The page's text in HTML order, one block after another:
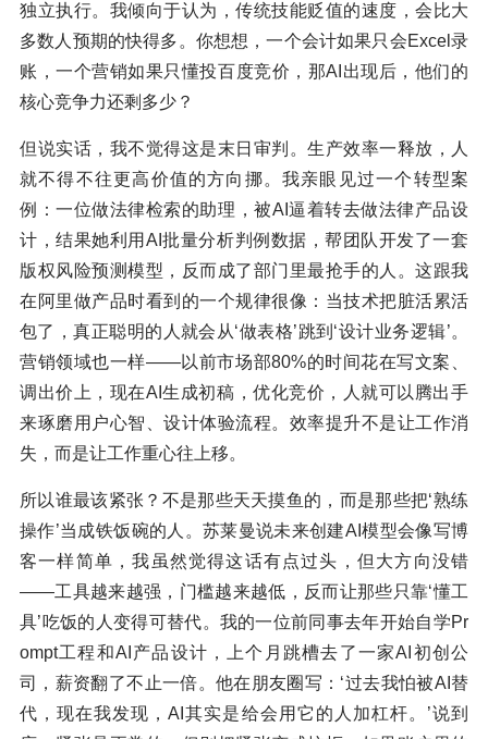
独立执行。我倾向于认为，传统技能贬值的速度，会比大
多数人预期的快得多。你想想，一个会计如果只会Excel录
账，一个营销如果只懂投百度竞价，那AI出现后，他们的
核心竞争力还剩多少？
但说实话，我不觉得这是末日审判。生产效率一释放，人
就不得不往更高价值的方向挪。我亲眼见过一个转型案
例：一位做法律检索的助理，被AI逼着转去做法律产品设
计，结果她利用AI批量分析判例数据，帮团队开发了一套
版权风险预测模型，反而成了部门里最抢手的人。这跟我
在阿里做产品时看到的一个规律很像：当技术把脏活累活
包了，真正聪明的人就会从‘做表格’跳到‘设计业务逻辑’。
营销领域也一样——以前市场部80%的时间花在写文案、
调出价上，现在AI生成初稿，优化竞价，人就可以腾出手
来琢磨用户心智、设计体验流程。效率提升不是让工作消
失，而是让工作重心往上移。
所以谁最该紧张？不是那些天天摸鱼的，而是那些把‘熟练
操作’当成铁饭碗的人。苏莱曼说未来创建AI模型会像写博
客一样简单，我虽然觉得这话有点过头，但大方向没错
——工具越来越强，门槛越来越低，反而让那些只靠‘懂工
具’吃饭的人变得可替代。我的一位前同事去年开始自学Pr
ompt工程和AI产品设计，上个月跳槽去了一家AI初创公
司，薪资翻了不止一倍。他在朋友圈写：‘过去我怕被AI替
代，现在我发现，AI其实是给会用它的人加杠杆。’说到